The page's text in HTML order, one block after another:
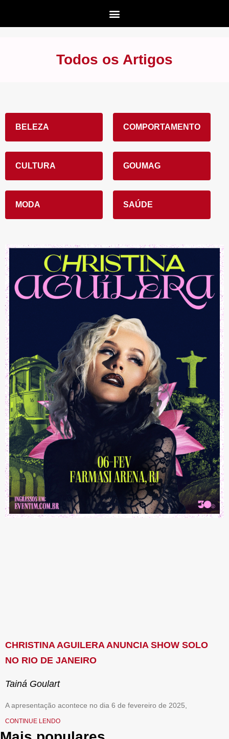
Todos os Artigos
BELEZA COMPORTAMENTO
CULTURA GOUMAG
MODA SAÚDE
CHRISTINA AGUILERA ANUNCIA SHOW SOLO
NO RIO DE JANEIRO
Tainá Goulart
A apresentação acontece no dia 6 de fevereiro de 2025,
CONTINUE LENDO